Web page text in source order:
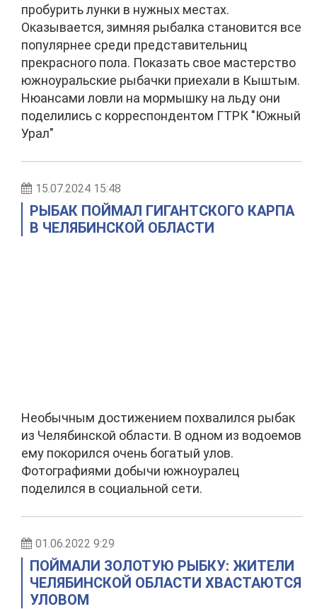
пробурить лунки в нужных местах.
Оказывается, зимняя рыбалка становится все
популярнее среди представительниц
прекрасного пола. Показать свое мастерство
южноуральские рыбачки приехали в Кыштым.
Нюансами ловли на мормышку на льду они
поделились с корреспондентом ГТРК "Южный
Урал"
15.07.2024 15:48
РЫБАК ПОЙМАЛ ГИГАНТСКОГО КАРПА
В ЧЕЛЯБИНСКОЙ ОБЛАСТИ
Необычным достижением похвалился рыбак
из Челябинской области. В одном из водоемов
ему покорился очень богатый улов.
Фотографиями добычи южноуралец
поделился в социальной сети.
01.06.2022 9:29
ПОЙМАЛИ ЗОЛОТУЮ РЫБКУ: ЖИТЕЛИ
ЧЕЛЯБИНСКОЙ ОБЛАСТИ ХВАСТАЮТСЯ
УЛОВОМ